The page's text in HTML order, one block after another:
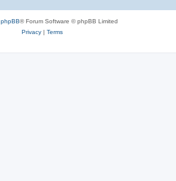
phpBB® Forum Software © phpBB Limited
Privacy| Terms